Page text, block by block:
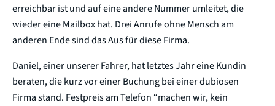
erreichbar ist und auf eine andere Nummer umleitet, die
wieder eine Mailbox hat. Drei Anrufe ohne Mensch am
anderen Ende sind das Aus für diese Firma.
Daniel, einer unserer Fahrer, hat letztes Jahr eine Kundin
beraten, die kurz vor einer Buchung bei einer dubiosen
Firma stand. Festpreis am Telefon “machen wir, kein